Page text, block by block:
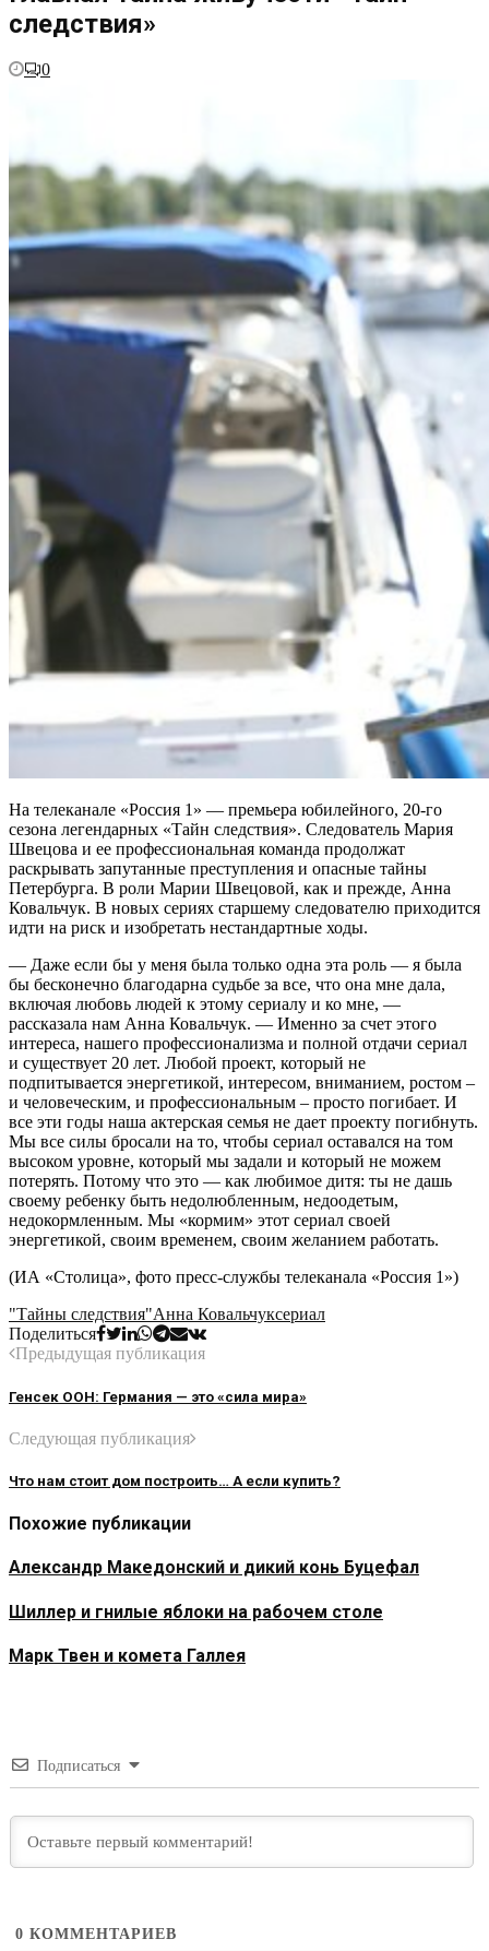
следствия»
0
На телеканале «Россия 1» — премьера юбилейного, 20-го
сезона легендарных «Тайн следствия». Следователь Мария
Швецова и ее профессиональная команда продолжат
раскрывать запутанные преступления и опасные тайны
Петербурга. В роли Марии Швецовой, как и прежде, Анна
Ковальчук. В новых сериях старшему следователю приходится
идти на риск и изобретать нестандартные ходы.
— Даже если бы у меня была только одна эта роль — я была
бы бесконечно благодарна судьбе за все, что она мне дала,
включая любовь людей к этому сериалу и ко мне, —
рассказала нам Анна Ковальчук. — Именно за счет этого
интереса, нашего профессионализма и полной отдачи сериал
и существует 20 лет. Любой проект, который не
подпитывается энергетикой, интересом, вниманием, ростом –
и человеческим, и профессиональным – просто погибает. И
все эти годы наша актерская семья не дает проекту погибнуть.
Мы все силы бросали на то, чтобы сериал оставался на том
высоком уровне, который мы задали и который не можем
потерять. Потому что это — как любимое дитя: ты не дашь
своему ребенку быть недолюбленным, недоодетым,
недокормленным. Мы «кормим» этот сериал своей
энергетикой, своим временем, своим желанием работать.
(ИА «Столица», фото пресс-службы телеканала «Россия 1»)
"Тайны следствия"Анна Ковальчуксериал
Поделиться
Предыдущая публикация
Генсек ООН: Германия — это «сила мира»
Следующая публикация
Что нам стоит дом построить… А если купить?
Похожие публикации
Александр Македонский и дикий конь Буцефал
Шиллер и гнилые яблоки на рабочем столе
Марк Твен и комета Галлея
Подписаться
0 КОММЕНТАРИЕВ